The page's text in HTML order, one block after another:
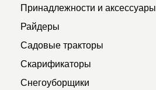
Принадлежности и аксессуары
Райдеры
Садовые тракторы
Скарификаторы
Снегоуборщики